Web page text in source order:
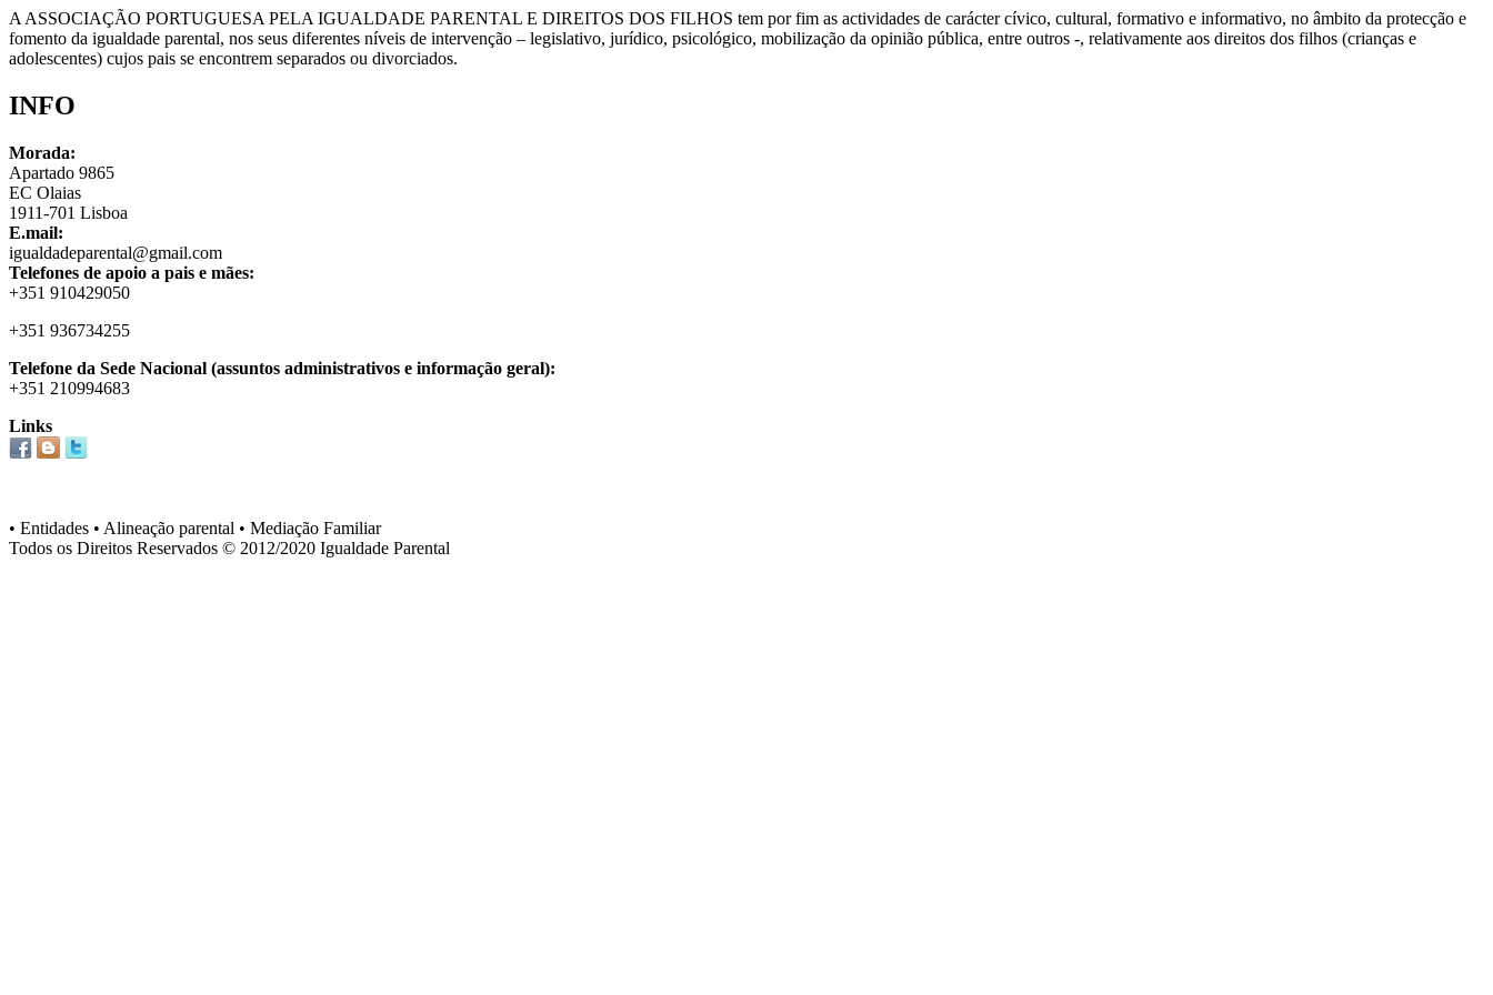
A ASSOCIAÇÃO PORTUGUESA PELA IGUALDADE PARENTAL E DIREITOS DOS FILHOS tem por fim as actividades de carácter cívico, cultural, formativo e informativo, no âmbito da protecção e
fomento da igualdade parental, nos seus diferentes níveis de intervenção – legislativo, jurídico, psicológico, mobilização da opinião pública, entre outros -, relativamente aos direitos dos filhos (crianças e
adolescentes) cujos pais se encontrem separados ou divorciados.
INFO
Morada:
Apartado 9865
EC Olaias
1911-701 Lisboa
E.mail:
igualdadeparental@gmail.com
Telefones de apoio a pais e mães:
+351 910429050
+351 936734255
Telefone da Sede Nacional (assuntos administrativos e informação geral):
+351 210994683
Links
• Entidades • Alineação parental • Mediação Familiar
Todos os Direitos Reservados © 2012/2020 Igualdade Parental